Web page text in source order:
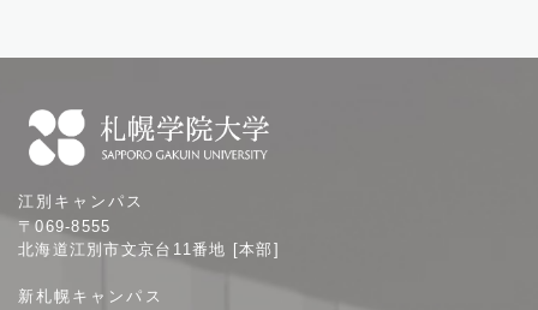
幌
学
大
江別キャンパス
〒069-8555
北海道江別市文京台11番地 [本部]
新札幌キャンパス